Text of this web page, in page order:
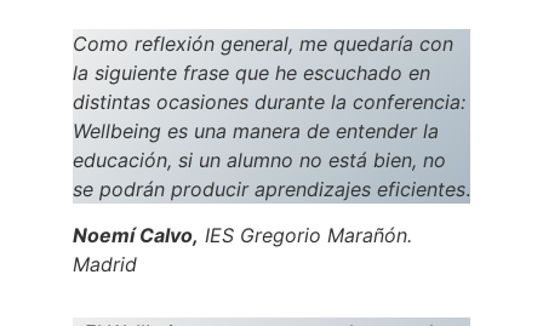
Como reflexión general, me quedaría con
la siguiente frase que he escuchado en
distintas ocasiones durante la conferencia:
Wellbeing es una manera de entender la
educación, si un alumno no está bien, no
se podrán producir aprendizajes eficientes.
Noemí Calvo, IES Gregorio Marañón.
Madrid